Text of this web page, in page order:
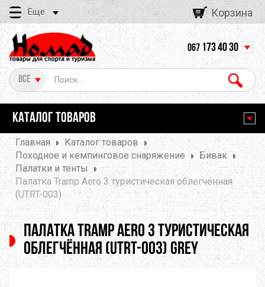
Еще Корзина
Все
067 173 40 30
КАТАЛОГ ТОВАРОВ
Главная
Каталог товаров
Походное и кемпинговое снаряжение
Бивак
Палатки и тенты
Палатка Tramp Aero 3 туристическая облегчённая
(UTRT-003)
Палатка Tramp Aero 3 туристическая
облегчённая (UTRT-003) grey